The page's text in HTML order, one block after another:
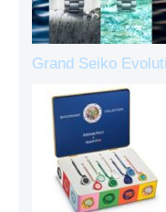
Grand Seiko